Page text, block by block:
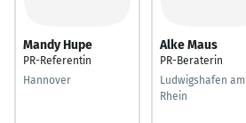
Mandy Hupe
PR-Referentin
Hannover
Alke Maus
PR-Beraterin
Ludwigshafen am
Rhein